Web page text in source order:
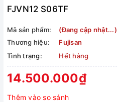
FJVN12 S06TF
Mã sản phẩm:
(Đang cập nhật...)
Thương hiệu:
Fujisan
Tình trạng:
Hết hàng
14.500.000₫
Thêm vào so sánh